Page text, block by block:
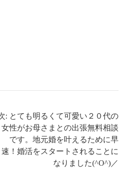
: とても明るくて可愛い２０代の
女性がお母さまとの出張無料相談
です。地元婚を叶えるために早
速！婚活をスタートされることに
なりました(^O^)／